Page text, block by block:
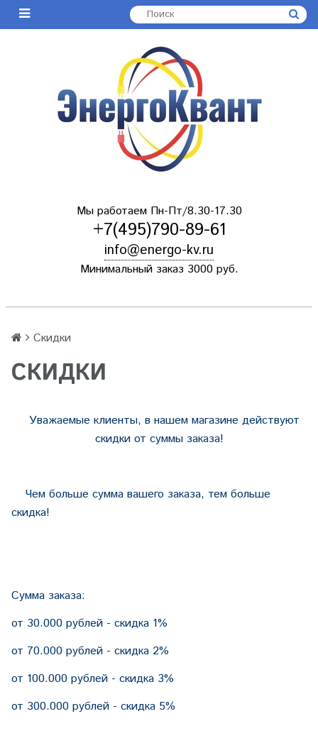
Мы работаем Пн-Пт/8.30-17.30
+7(495)790-89-61
info@energo-kv.ru
Минимальный заказ 3000 руб.
Скидки
СКИДКИ
Уважаемые клиенты, в нашем магазине действуют
скидки от суммы заказа!
Чем больше сумма вашего заказа, тем больше
скидка!
Сумма заказа:
от 30.000 рублей - скидка 1%
от 70.000 рублей - скидка 2%
от 100.000 рублей - скидка 3%
от 300.000 рублей - скидка 5%